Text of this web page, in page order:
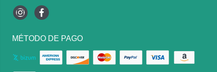
InstagramFacebook
MÉTODO DE PAGO